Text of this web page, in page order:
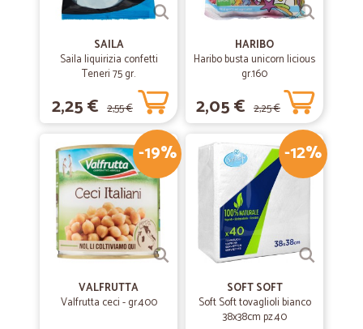
SAILA
Saila liquirizia confetti
Teneri 75 gr.
2,25 € 2,55 €
HARIBO
Haribo busta unicorn licious
gr.160
2,05 € 2,25 €
-19%
VALFRUTTA
Valfrutta ceci - gr.400
-12%
SOFT SOFT
Soft Soft tovaglioli bianco
38x38cm pz.40